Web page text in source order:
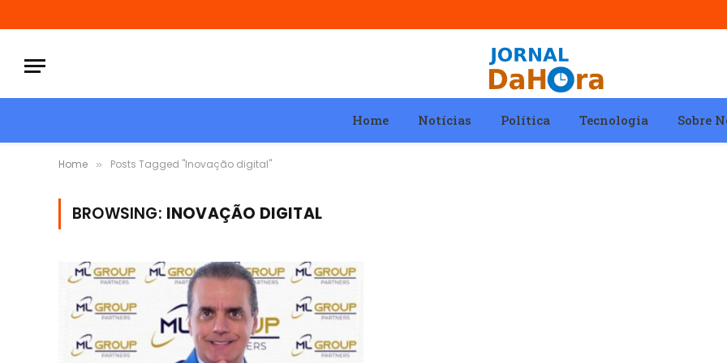
Home Notícias Política Tecnologia Sobre
Home » Posts Tagged "Inovação digital"
BROWSING: INOVAÇÃO DIGITAL